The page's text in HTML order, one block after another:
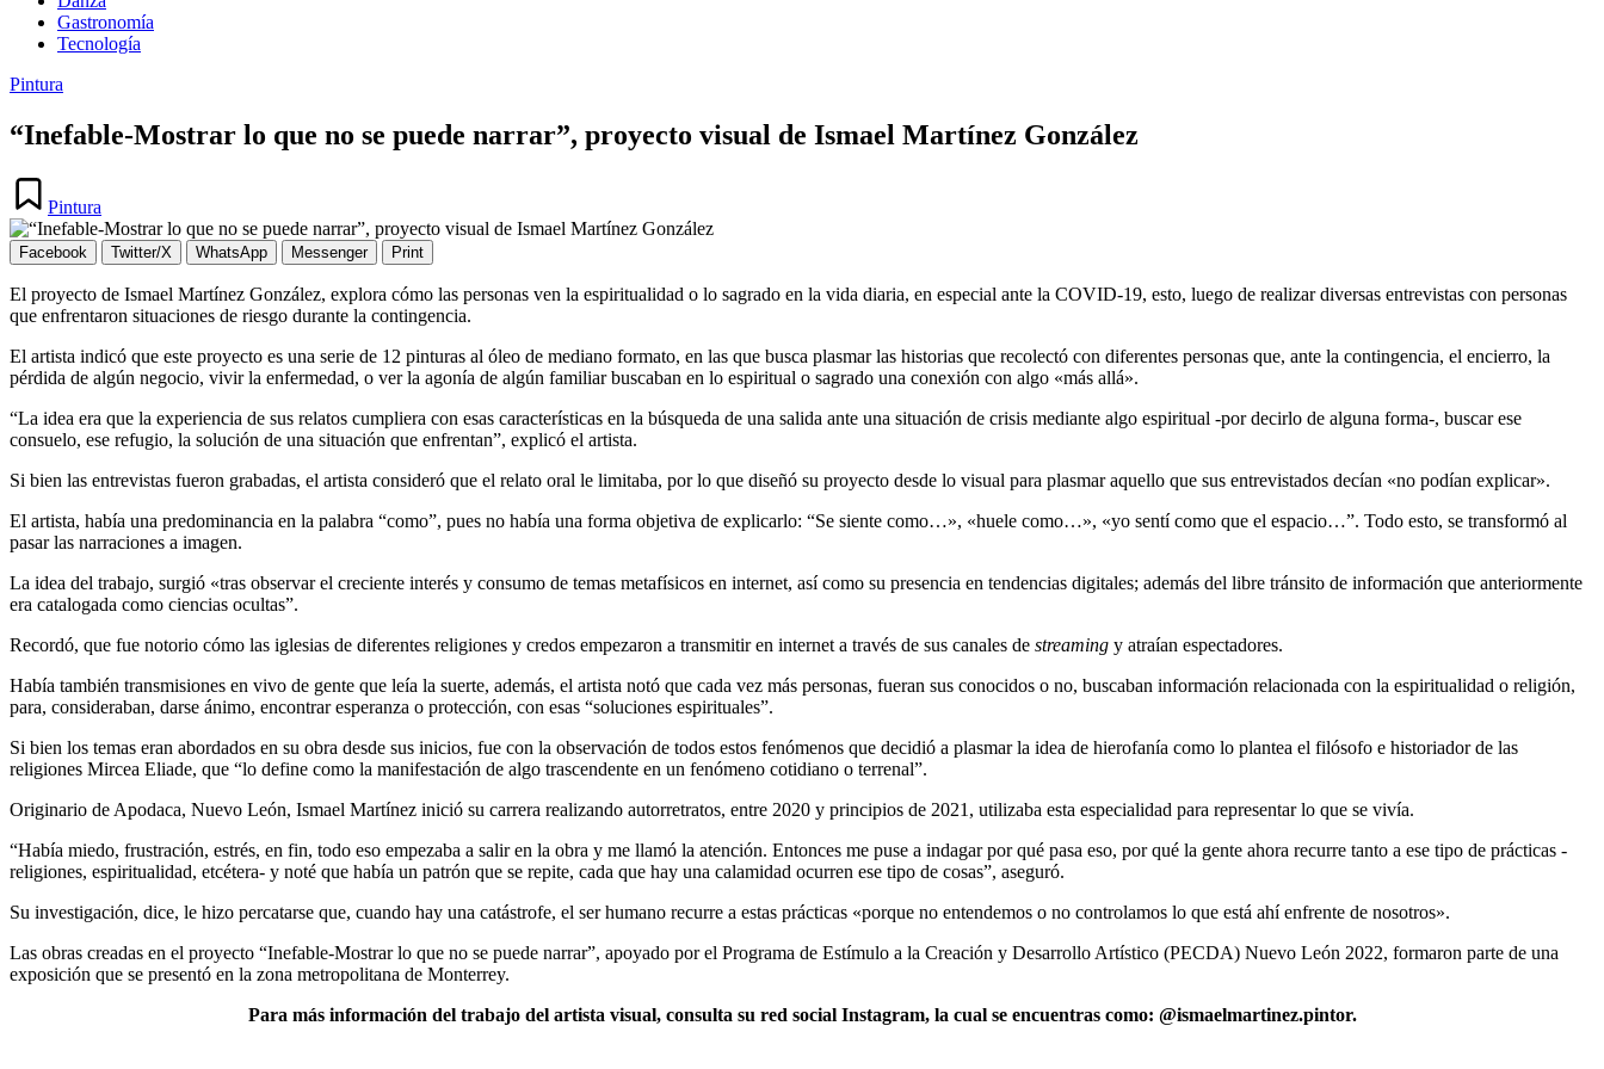
Gastronomía
Tecnología
Publicada
Pintura
“Inefable-Mostrar lo que no se puede narrar”, proyecto visual de Ismael Martínez González
Publicada
en
Pintura
Facebook Twitter/X WhatsApp Messenger Print
El proyecto de Ismael Martínez González, explora cómo las personas ven la espiritualidad o lo sagrado en la vida diaria, en especial ante la COVID-19, esto, luego de realizar diversas entrevistas con personas
que enfrentaron situaciones de riesgo durante la contingencia.
El artista indicó que este proyecto es una serie de 12 pinturas al óleo de mediano formato, en las que busca plasmar las historias que recolectó con diferentes personas que, ante la contingencia, el encierro, la
pérdida de algún negocio, vivir la enfermedad, o ver la agonía de algún familiar buscaban en lo espiritual o sagrado una conexión con algo «más allá».
“La idea era que la experiencia de sus relatos cumpliera con esas características en la búsqueda de una salida ante una situación de crisis mediante algo espiritual -por decirlo de alguna forma-, buscar ese
consuelo, ese refugio, la solución de una situación que enfrentan”, explicó el artista.
Si bien las entrevistas fueron grabadas, el artista consideró que el relato oral le limitaba, por lo que diseñó su proyecto desde lo visual para plasmar aquello que sus entrevistados decían «no podían explicar».
El artista, había una predominancia en la palabra “como”, pues no había una forma objetiva de explicarlo: “Se siente como…», «huele como…», «yo sentí como que el espacio…”. Todo esto, se transformó al
pasar las narraciones a imagen.
La idea del trabajo, surgió «tras observar el creciente interés y consumo de temas metafísicos en internet, así como su presencia en tendencias digitales; además del libre tránsito de información que anteriormente
era catalogada como ciencias ocultas”.
Recordó, que fue notorio cómo las iglesias de diferentes religiones y credos empezaron a transmitir en internet a través de sus canales de streaming y atraían espectadores.
Había también transmisiones en vivo de gente que leía la suerte, además, el artista notó que cada vez más personas, fueran sus conocidos o no, buscaban información relacionada con la espiritualidad o religión,
para, consideraban, darse ánimo, encontrar esperanza o protección, con esas “soluciones espirituales”.
Si bien los temas eran abordados en su obra desde sus inicios, fue con la observación de todos estos fenómenos que decidió a plasmar la idea de hierofanía como lo plantea el filósofo e historiador de las
religiones Mircea Eliade, que “lo define como la manifestación de algo trascendente en un fenómeno cotidiano o terrenal”.
Originario de Apodaca, Nuevo León, Ismael Martínez inició su carrera realizando autorretratos, entre 2020 y principios de 2021, utilizaba esta especialidad para representar lo que se vivía.
“Había miedo, frustración, estrés, en fin, todo eso empezaba a salir en la obra y me llamó la atención. Entonces me puse a indagar por qué pasa eso, por qué la gente ahora recurre tanto a ese tipo de prácticas -
religiones, espiritualidad, etcétera- y noté que había un patrón que se repite, cada que hay una calamidad ocurren ese tipo de cosas”, aseguró.
Su investigación, dice, le hizo percatarse que, cuando hay una catástrofe, el ser humano recurre a estas prácticas «porque no entendemos o no controlamos lo que está ahí enfrente de nosotros».
Las obras creadas en el proyecto “Inefable-Mostrar lo que no se puede narrar”, apoyado por el Programa de Estímulo a la Creación y Desarrollo Artístico (PECDA) Nuevo León 2022, formaron parte de una
exposición que se presentó en la zona metropolitana de Monterrey.
Para más información del trabajo del artista visual, consulta su red social Instagram, la cual se encuentras como: @ismaelmartinez.pintor.